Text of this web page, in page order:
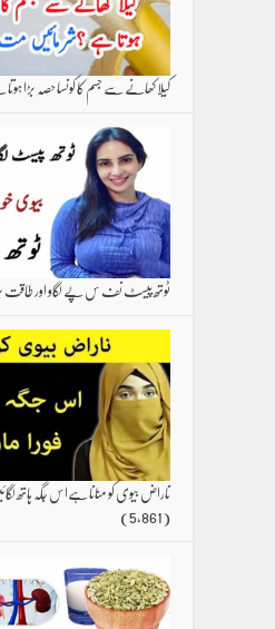
کیلا کھانے سے جسم کا کونسا حصہ بڑا
ٹوتھ پیسٹ نف س پے لگاو اور طاقت
ناراض بیوی کو منانا ہےاس جگہ ہاتھ
(5,861)